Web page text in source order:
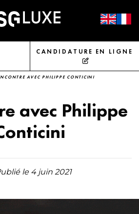
avec Philippe
le 4 juin 2021
CANDIDATURE EN LIGNE
AVEC PHILIPPE CONTICINI